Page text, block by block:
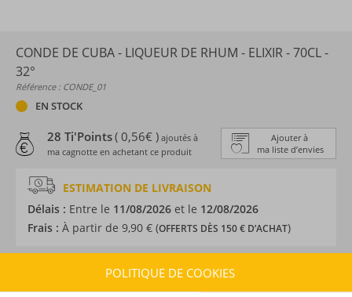
CONDE DE CUBA - LIQUEUR DE RHUM - ELIXIR - 70CL -
32°
Référence : CONDE_01
EN STOCK
Ajouter à
ma liste d’envies
28 Ti'Points( 0,56€ ) ajoutés à
ma cagnotte en achetant ce produit
ESTIMATION DE LIVRAISON
Délais : Entre le 11/08/2026 et le 12/08/2026
Frais : À partir de 9,90 € (OFFERTS DÈS 150 € D’ACHAT)
CARACTÉRISTIQUES DU PRODUIT
POLITIQUE DE COOKIES